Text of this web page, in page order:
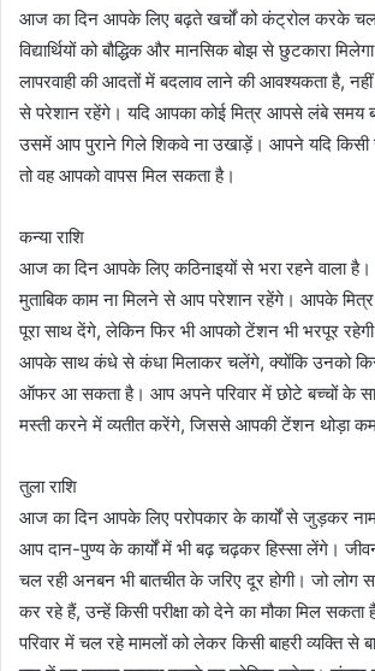
आज का दिन आपके लिए बढ़ते खर्चों को कंट्रोल करके
विद्यार्थियों को बौद्धिक और मानसिक बोझ से छुटकारा
लापरवाही की आदतों में बदलाव लाने की आवश्यकता है,
से परेशान रहेंगे। यदि आपका कोई मित्र आपसे लंबे समय
उसमें आप पुराने गिले शिकवे ना उखाड़ें। आपने यदि किसी
तो वह आपको वापस मिल सकता है।
कन्या राशि
आज का दिन आपके लिए कठिनाइयों से भरा रहने वाला है।
मुताबिक काम ना मिलने से आप परेशान रहेंगे। आपके
पूरा साथ देंगे, लेकिन फिर भी आपको टेंशन भी भरपूर
आपके साथ कंधे से कंधा मिलाकर चलेंगे, क्योंकि उनको
ऑफर आ सकता है। आप अपने परिवार में छोटे बच्चों के
मस्ती करने में व्यतीत करेंगे, जिससे आपकी टेंशन थोड़ा कम
तुला राशि
आज का दिन आपके लिए परोपकार के कार्यों से जुड़कर
आप दान-पुण्य के कार्यों में भी बढ़ चढ़कर हिस्सा लेंगे।
चल रही अनबन भी बातचीत के जरिए दूर होगी। जो लोग
कर रहे हैं, उन्हें किसी परीक्षा को देने का मौका मिल
परिवार में चल रहे मामलों को लेकर किसी बाहरी व्यक्ति से